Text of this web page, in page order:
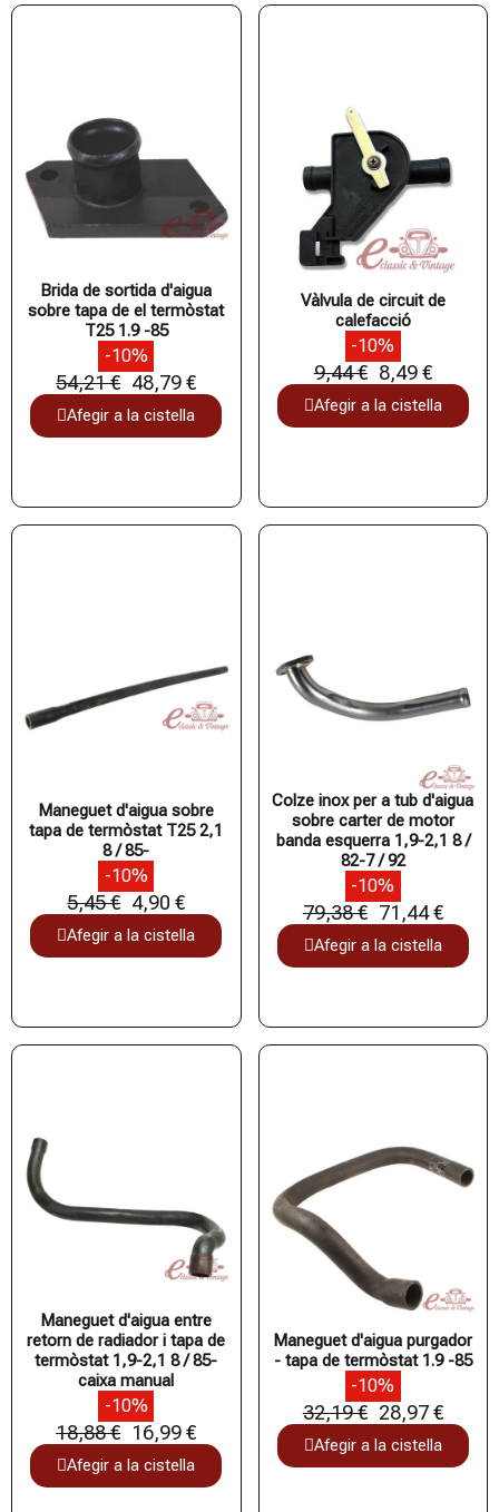
Brida de sortida d'aigua
sobre tapa de el termòstat
T25 1.9 -85
-10%
54,21 € 48,79 €
Afegir a la cistella
Vàlvula de circuit de
calefacció
-10%
9,44 € 8,49 €
Afegir a la cistella
Maneguet d'aigua sobre
tapa de termòstat T25 2,1
8 / 85-
-10%
5,45 € 4,90 €
Afegir a la cistella
Colze inox per a tub d'aigua
sobre carter de motor
banda esquerra 1,9-2,1 8 /
82-7 / 92
-10%
79,38 € 71,44 €
Afegir a la cistella
Maneguet d'aigua entre
retorn de radiador i tapa de
termòstat 1,9-2,1 8 / 85-
caixa manual
-10%
18,88 € 16,99 €
Afegir a la cistella
Maneguet d'aigua purgador
- tapa de termòstat 1.9 -85
-10%
32,19 € 28,97 €
Afegir a la cistella